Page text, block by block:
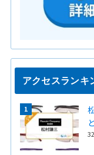
アクセスランキ